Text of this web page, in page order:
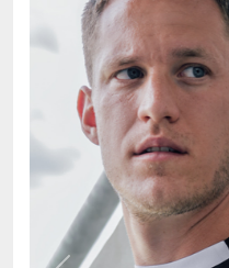
Previous